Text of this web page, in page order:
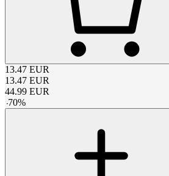
13.47 EUR
13.47 EUR
44.99 EUR
-70%